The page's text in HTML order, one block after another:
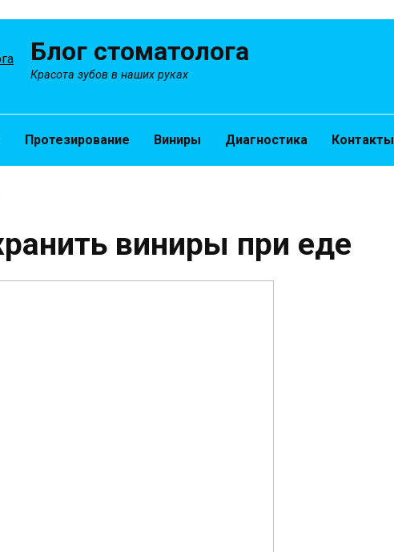
Блог стоматолога
Красота зубов в наших руках
Протезирование Виниры Диагностика Контакты
виниры при еде